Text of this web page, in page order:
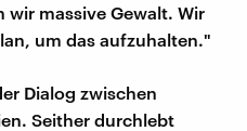
wir massive Gewalt. Wir
um das aufzuhalten."
Dialog zwischen
Seither durchlebt